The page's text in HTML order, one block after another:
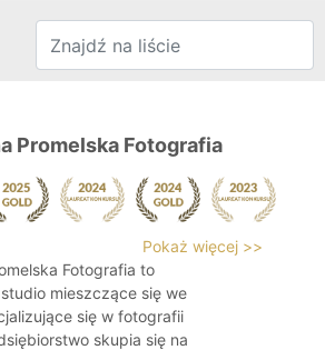
Promelska Fotografia
Pokaż więcej >>
Fotografia to
mieszczące się we
się w fotografii
skupia się na